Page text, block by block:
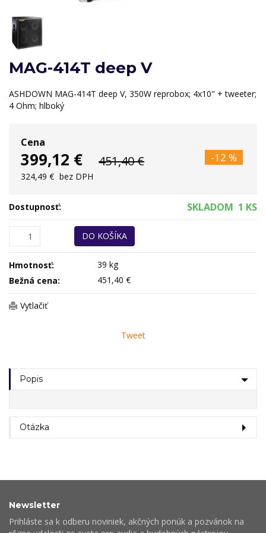
MAG-414T deep V
ASHDOWN MAG-414T deep V, 350W reprobox; 4x10" + tweeter;
4 Ohm; hlboký
Cena
399,12 € 451,40 € -12 %
324,49 € bez DPH
Dostupnosť: SKLADOM 1 KS
DO KOŠÍKA
Hmotnosť:
39 kg
Bežná cena:
451,40 €
Vytlačiť
Tweet
Popis
Otázka
Newsletter
Prihláste sa k odberu noviniek, akčných ponúk a pozvánok na